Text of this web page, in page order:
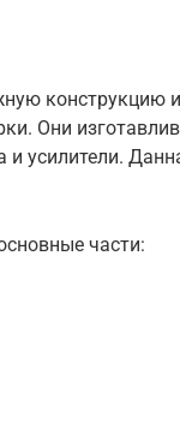
конструкцию
Они
усилители.
части: